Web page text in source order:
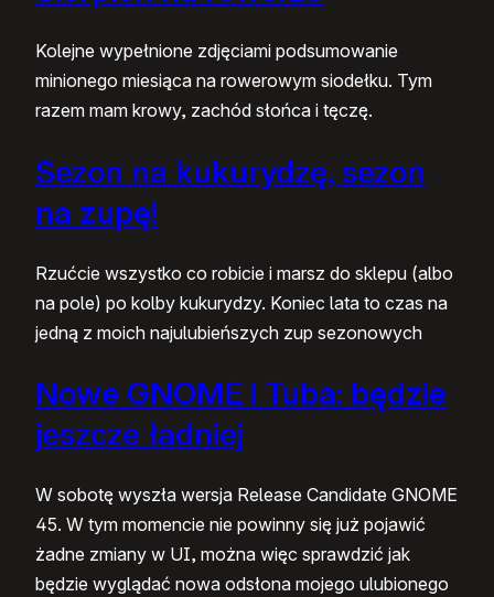
Kolejne wypełnione zdjęciami podsumowanie
minionego miesiąca na rowerowym siodełku. Tym
razem mam krowy, zachód słońca i tęczę.
Sezon na kukurydzę, sezon
na zupę!
Rzućcie wszystko co robicie i marsz do sklepu (albo
na pole) po kolby kukurydzy. Koniec lata to czas na
jedną z moich najulubieńszych zup sezonowych
Nowe GNOME i Tuba: będzie
jeszcze ładniej
W sobotę wyszła wersja Release Candidate GNOME
45. W tym momencie nie powinny się już pojawić
żadne zmiany w UI, można więc sprawdzić jak
będzie wyglądać nowa odsłona mojego ulubionego